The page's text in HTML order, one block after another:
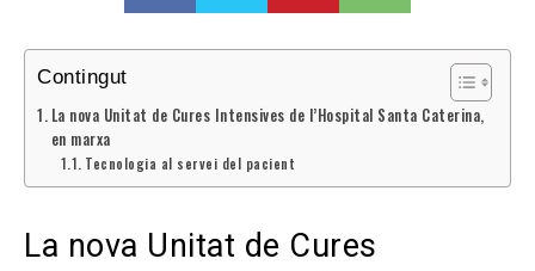
Contingut
La nova Unitat de Cures Intensives de l’Hospital Santa Caterina,
en marxa
Tecnologia al servei del pacient
La nova Unitat de Cures